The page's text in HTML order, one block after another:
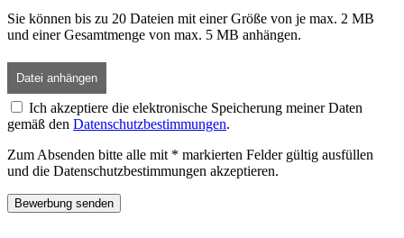
Sie können bis zu 20 Dateien mit einer Größe von je max. 2 MB
und einer Gesamtmenge von max. 5 MB anhängen.
Datei anhängen
Ich akzeptiere die elektronische Speicherung meiner Daten
gemäß den Datenschutzbestimmungen.
Zum Absenden bitte alle mit * markierten Felder gültig ausfüllen
und die Datenschutzbestimmungen akzeptieren.
Bewerbung senden